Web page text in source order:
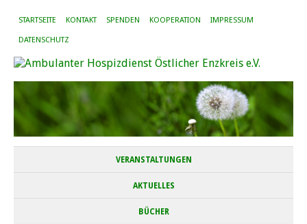
STARTSEITE KONTAKT SPENDEN KOOPERATION IMPRESSUM
DATENSCHUTZ
VERANSTALTUNGEN
AKTUELLES
BÜCHER